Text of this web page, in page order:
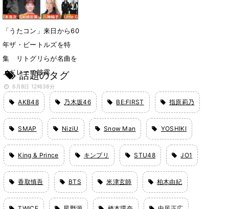
「うたコン」来日から60
年ザ・ビートルズを特
集 リトグリらが名曲を
メドレーで披露
6月8日 12時38分
話題のタグ
AKB48 乃木坂46 BE:FIRST 指原莉乃
SMAP NiziU Snow Man YOSHIKI
King & Prince キンプリ STU48 JO1
香取慎吾 BTS 米津玄師 柏木由紀